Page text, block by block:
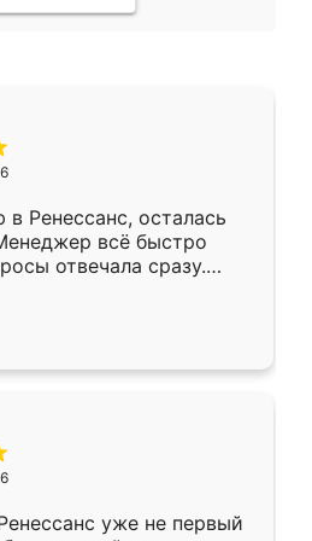
в Ренессанс, осталась
всё быстро
отвечала сразу.
в субботу, подошёл к
Собрали
аккуратно, даже
уже не первый